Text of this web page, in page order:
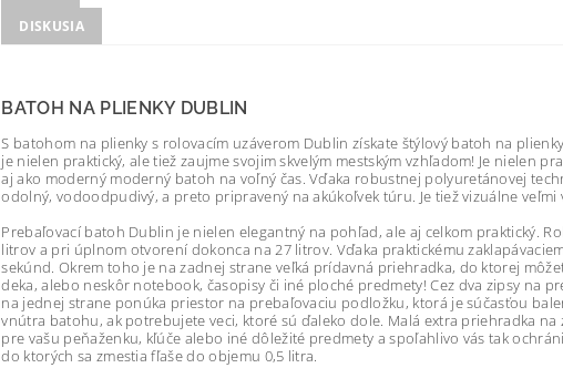
DISKUSIA
BATOH NA PLIENKY DUBLIN
S batohom na plienky s rolovacím uzáverom Dublin získate štýlový batoh na
je nielen praktický, ale tiež zaujme svojim skvelým mestským vzhľadom! Je nielen
aj ako moderný moderný batoh na voľný čas. Vďaka robustnej polyuretánovej
odolný, vodoodpudivý, a preto pripravený na akúkoľvek túru. Je tiež vizuálne
Prebaľovací batoh Dublin je nielen elegantný na pohľad, ale aj celkom praktický.
litrov a pri úplnom otvorení dokonca na 27 litrov. Vďaka praktickému
sekúnd. Okrem toho je na zadnej strane veľká prídavná priehradka, do ktorej
deka, alebo neskôr notebook, časopisy či iné ploché predmety! Cez dva zipsy na
na jednej strane ponúka priestor na prebaľovaciu podložku, ktorá je súčasťou
vnútra batohu, ak potrebujete veci, ktoré sú ďaleko dole. Malá extra priehradka
pre vašu peňaženku, kľúče alebo iné dôležité predmety a spoľahlivo vás tak
do ktorých sa zmestia fľaše do objemu 0,5 litra.